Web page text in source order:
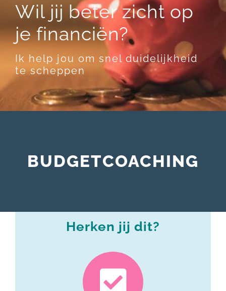
Wil jij beter zicht op
je financiën?
Ik help jou om snel duidelijkheid
te scheppen
BUDGETCOACHING
Herken jij dit?